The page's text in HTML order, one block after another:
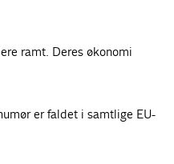
ramt. Deres økonomi
er faldet i samtlige EU-